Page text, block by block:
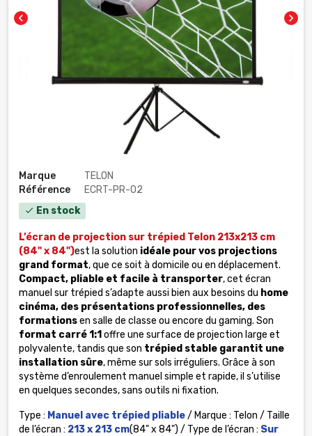
chevron_left chevron_right
Marque
TELON
Référence
ECRT-PR-02
check En stock
L’écran de projection sur trépied Telon 213x213 cm
(84" x 84")est la solution idéale pour vos projections
grand format, que ce soit à domicile ou en déplacement.
Compact, pliable et facile à transporter, cet écran
manuel sur trépied s’adapte aussi bien aux besoins du home
cinéma, des présentations professionnelles, des
formationsen salle de classe ou encore du gaming. Son
format carré 1:1 offre une surface de projection large et
polyvalente, tandis que son trépied stable garantit une
installation sûre, même sur sols irréguliers. Grâce à son
système d’enroulement manuel simple et rapide, il s’utilise
en quelques secondes, sans outils ni fixation.
Type : Manuel avec trépied pliable/ Marque : Telon / Taille
de l’écran : 213 x 213 cm(84" x 84") / Type de l’écran : Sur